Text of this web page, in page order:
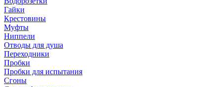
Гайки
Крестовины
Муфты
Ниппели
Отводы для душа
Переходники
Пробки
Пробки для испытания
Сгоны